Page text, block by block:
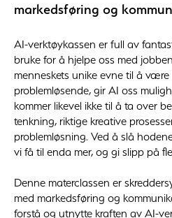
markedsføring og
AI-verktøykassen er full av
bruke for å hjelpe oss med
menneskets unike evne til å
problemløsende, gir AI oss
kommer likevel ikke til å ta over
tenkning, riktige kreative
problemløsning. Ved å slå
vi få til enda mer, og gi slipp på
Denne materclassen er
med markedsføring og
forstå og utnytte kraften av AI-